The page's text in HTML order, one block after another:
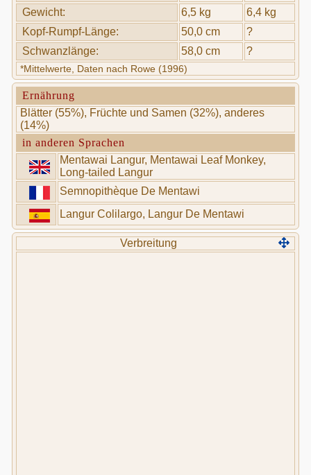
Gewicht: 6,5 kg
6,4 kg
Kopf-Rumpf-Länge:
50,0 cm
?
Schwanzlänge:
58,0 cm ?
*Mittelwerte, Daten nach Rowe (1996)
Ernährung
Blätter (55%), Früchte und Samen (32%), anderes
(14%)
in anderen Sprachen
Mentawai Langur, Mentawai Leaf Monkey,
Long-tailed Langur
Semnopithèque De Mentawi
Langur Colilargo, Langur De Mentawi
Verbreitung